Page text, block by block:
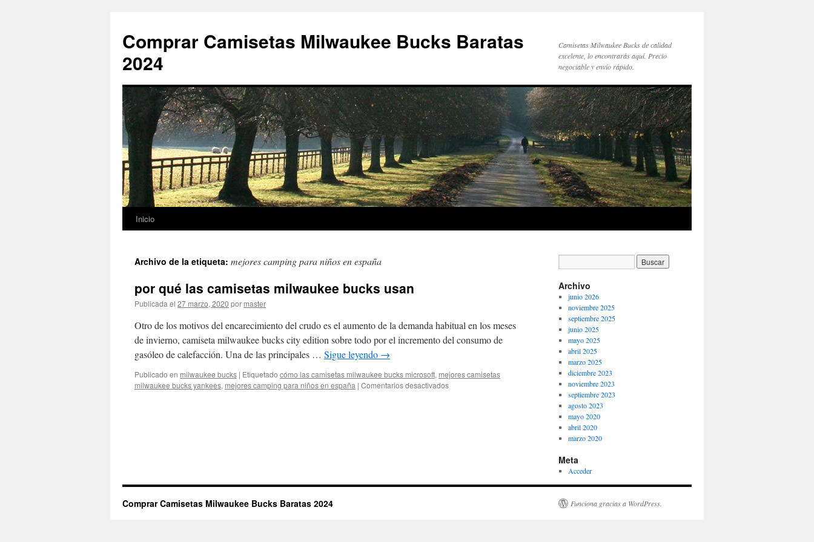
Comprar Camisetas Milwaukee Bucks Baratas
2024
Camisetas Milwaukee Bucks de calidad
excelente, lo encontrarás aquí. Precio
negociable y envío rápido.
Saltar
contenido
Inicio
Archivo de la etiqueta: mejores camping para niños en españa
por qué las camisetas milwaukee bucks usan
Publicada el 27 marzo, 2020 por master
Otro de los motivos del encarecimiento del crudo es el aumento de la demanda habitual en los meses
de invierno, camiseta milwaukee bucks city edition sobre todo por el incremento del consumo de
gasóleo de calefacción. Una de las principales … Sigue leyendo →
Publicado en milwaukee bucks | Etiquetado cómo las camisetas milwaukee bucks microsoft, mejores camisetas
milwaukee bucks yankees, mejores camping para niños en españa | Comentarios desactivadosen
Archivo
junio 2026
noviembre 2025
septiembre 2025
junio 2025
mayo 2025
abril 2025
marzo 2025
diciembre 2023
noviembre 2023
septiembre 2023
agosto 2023
mayo 2020
abril 2020
marzo 2020
Meta
Acceder
Comprar Camisetas Milwaukee Bucks Baratas 2024 Funciona gracias a WordPress.